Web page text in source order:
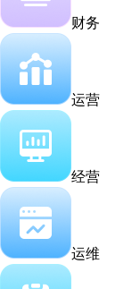
财务
运营
经营
运维